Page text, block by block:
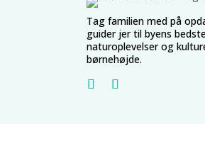
Tag familien med på
guider jer til byens
naturoplevelser og
børnehøjde.